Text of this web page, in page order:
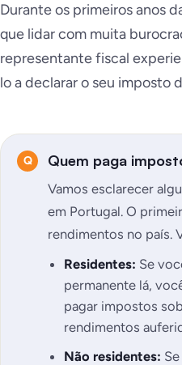
Durante os primeiros anos
que lidar com muita
representante fiscal
lo a declarar o seu imposto
Quem paga
Vamos esclarecer
em Portugal. O
rendimentos no país.
Residentes: Se
permanente lá,
pagar impostos
rendimentos
Não residentes: